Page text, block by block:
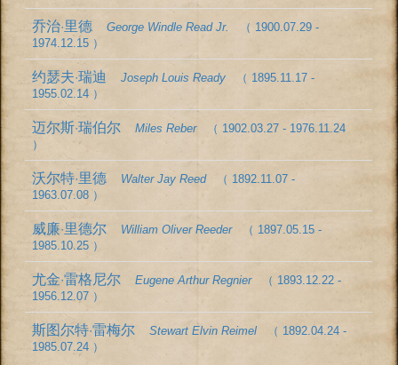
乔治·里德George Windle Read Jr.
（ 1900.07.29 -
1974.12.15 ）
约瑟夫·瑞迪Joseph Louis Ready
（ 1895.11.17 -
1955.02.14 ）
迈尔斯·瑞伯尔Miles Reber
（ 1902.03.27 - 1976.11.24
）
沃尔特·里德 Walter Jay Reed
（ 1892.11.07 -
1963.07.08 ）
威廉·里德尔 William Oliver Reeder
（ 1897.05.15 -
1985.10.25 ）
尤金·雷格尼尔Eugene Arthur Regnier
（ 1893.12.22 -
1956.12.07 ）
斯图尔特·雷梅尔Stewart Elvin Reimel
（ 1892.04.24 -
1985.07.24 ）